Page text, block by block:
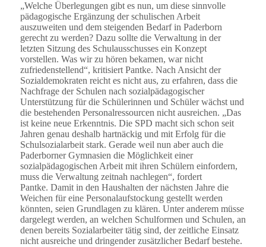
„Welche Überlegungen gibt es nun, um diese sinnvolle
pädagogische Ergänzung der schulischen Arbeit
auszuweiten und dem steigenden Bedarf in Paderborn
gerecht zu werden? Dazu sollte die Verwaltung in der
letzten Sitzung des Schulausschusses ein Konzept
vorstellen. Was wir zu hören bekamen, war nicht
zufriedenstellend“, kritisiert Pantke. Nach Ansicht der
Sozialdemokraten reicht es nicht aus, zu erfahren, dass die
Nachfrage der Schulen nach sozialpädagogischer
Unterstützung für die Schülerinnen und Schüler wächst und
die bestehenden Personalressourcen nicht ausreichen. „Das
ist keine neue Erkenntnis. Die SPD macht sich schon seit
Jahren genau deshalb hartnäckig und mit Erfolg für die
Schulsozialarbeit stark. Gerade weil nun aber auch die
Paderborner Gymnasien die Möglichkeit einer
sozialpädagogischen Arbeit mit ihren Schülern einfordern,
muss die Verwaltung zeitnah nachlegen“, fordert
Pantke. Damit in den Haushalten der nächsten Jahre die
Weichen für eine Personalaufstockung gestellt werden
könnten, seien Grundlagen zu klären. Unter anderem müsse
dargelegt werden, an welchen Schulformen und Schulen, an
denen bereits Sozialarbeiter tätig sind, der zeitliche Einsatz
nicht ausreiche und dringender zusätzlicher Bedarf bestehe.